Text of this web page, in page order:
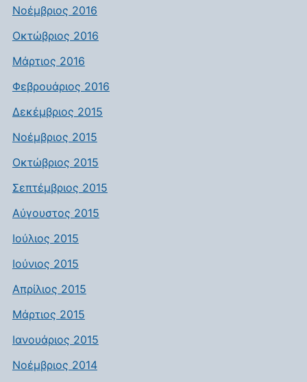
Νοέμβριος 2016
Οκτώβριος 2016
Μάρτιος 2016
Φεβρουάριος 2016
Δεκέμβριος 2015
Νοέμβριος 2015
Οκτώβριος 2015
Σεπτέμβριος 2015
Αύγουστος 2015
Ιούλιος 2015
Ιούνιος 2015
Απρίλιος 2015
Μάρτιος 2015
Ιανουάριος 2015
Νοέμβριος 2014